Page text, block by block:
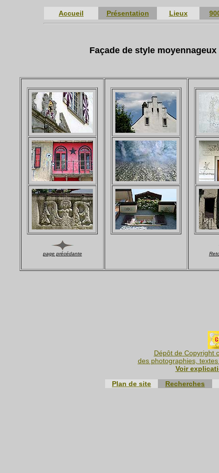
Accueil Présentation Lieux
Façade de style
page précédante
Dépôt de Copyright
des photographies,
Voir
Plan de site
Recherches